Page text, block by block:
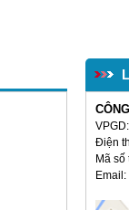
Điện
Mã
Email: